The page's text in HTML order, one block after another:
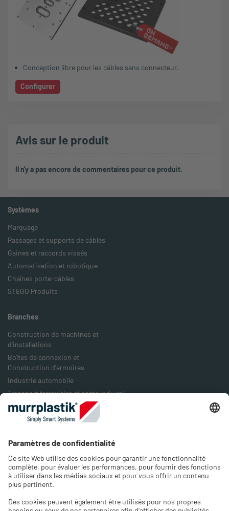
Conception libre pour les câbles sans connecteur.
Configurer
Avis sur le produit
Il n'y a pas encore de commentaires pour ce produit.
Systèmes
Marquage
Passages et supports de câbles
Gaines et raccords vissés
Automatisation et robotique
Chaînes porte-câbles
STEGO Produits
Branches
Construction de machines et
d'installations
Boîtes de connexion et
Construction d'armoires
Industrie automobile
Transport ferroviaire et secteur du rail
Industrie agro-alimentaire
Industrie de l'emballage
Entreprise
À notre sujet
Emplois & Carrières
Contact